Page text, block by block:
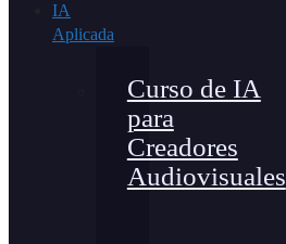
IA
Aplicada
Curso de IA
para
Creadores
Audiovisuales